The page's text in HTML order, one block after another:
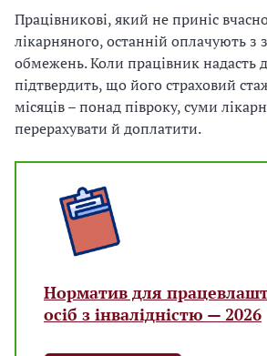
Працівникові, який не приніс
лікарняного, останній оплачують з
обмежень. Коли працівник надасть
підтвердить, що його страховий
місяців – понад півроку, суми
перерахувати й доплатити.
Норматив для
осіб з інвалідністю — 2026